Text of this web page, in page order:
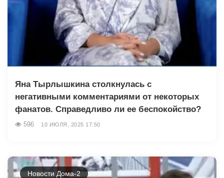
Яна Тырлышкина столкнулась с
негативными комментариями от некоторых
фанатов. Справедливо ли ее беспокойство?
596 10 ИЮЛЯ, 2025 17:50
Новости Дома-2